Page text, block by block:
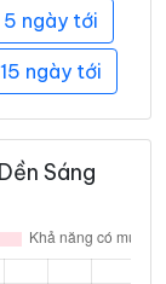
5 ngày tới
15 ngày tới
Sáng